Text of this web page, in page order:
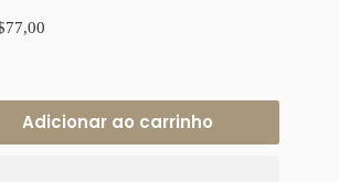
77,00
Adicionar ao carrinho